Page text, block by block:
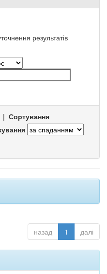
результатів
| Сортування
назад 1 далі